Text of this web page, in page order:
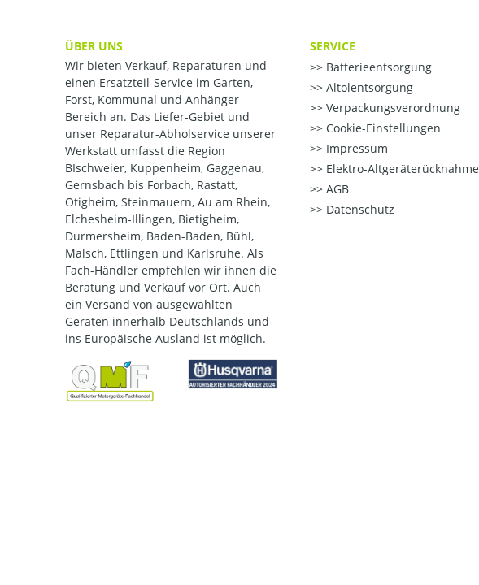
ÜBER UNS
Wir bieten Verkauf, Reparaturen und
einen Ersatzteil-Service im Garten,
Forst, Kommunal und Anhänger
Bereich an. Das Liefer-Gebiet und
unser Reparatur-Abholservice unserer
Werkstatt umfasst die Region
BIschweier, Kuppenheim, Gaggenau,
Gernsbach bis Forbach, Rastatt,
Ötigheim, Steinmauern, Au am Rhein,
Elchesheim-Illingen, Bietigheim,
Durmersheim, Baden-Baden, Bühl,
Malsch, Ettlingen und Karlsruhe. Als
Fach-Händler empfehlen wir ihnen die
Beratung und Verkauf vor Ort. Auch
ein Versand von ausgewählten
Geräten innerhalb Deutschlands und
ins Europäische Ausland ist möglich.
SERVICE
Batterieentsorgung
Altölentsorgung
Verpackungsverordnung
Cookie-Einstellungen
Impressum
Elektro-Altgeräterücknahme
AGB
Datenschutz